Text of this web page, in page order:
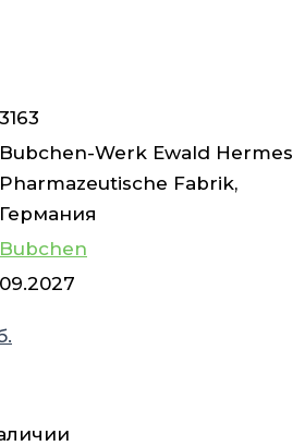
3163
Bubchen-Werk Ewald Hermes
Pharmazeutische Fabrik,
Германия
Bubchen
09.2027